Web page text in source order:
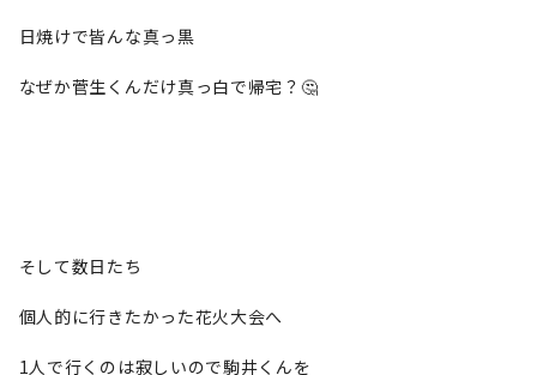
日焼けで皆んな真っ黒
なぜか菅生くんだけ真っ白で帰宅？🤔
そして数日たち
個人的に行きたかった花火大会へ
1人で行くのは寂しいので駒井くんを